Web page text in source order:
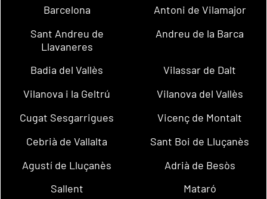
Barcelona
Antoni de Vilamajor
Sant Andreu de
Llavaneres
Andreu de la Barca
Badia del Vallès
Vilassar de Dalt
Vilanova i la Geltrú
Vilanova del Vallès
Cugat Sesgarrigues
Vicenç de Montalt
Cebrià de Vallalta
Sant Boi de Lluçanès
Agustí de Lluçanès
Adrià de Besòs
Sallent
Mataró